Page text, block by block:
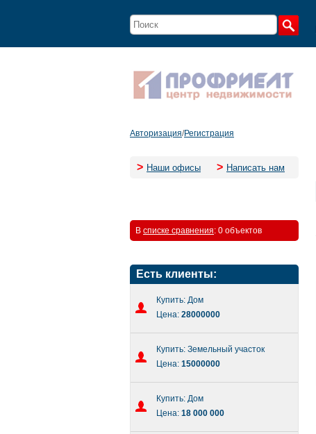
Авторизация/Регистрация
> Наши офисы > Написать нам
В списке сравнения: 0 объектов
Есть клиенты:
Купить: Дом
Цена: 28000000
Купить: Земельный участок
Цена: 15000000
Купить: Дом
Цена: 18 000 000